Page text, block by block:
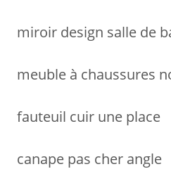
miroir design salle de
meuble à chaussures
fauteuil cuir une place
canape pas cher angle